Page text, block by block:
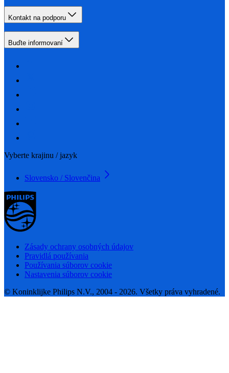
Kontakt na podporu
Buďte informovaní
Vyberte krajinu / jazyk
Slovensko / Slovenčina
Zásady ochrany osobných údajov
Pravidlá používania
Používania súborov cookie
Nastavenia súborov cookie
© Koninklijke Philips N.V., 2004 - 2026. Všetky práva vyhradené.